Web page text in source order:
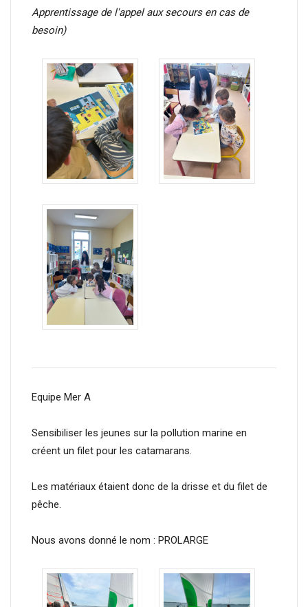
Apprentissage de l'appel aux secours en cas de
besoin)
Equipe Mer A
Sensibiliser les jeunes sur la pollution marine en
créent un filet pour les catamarans.
Les matériaux étaient donc de la drisse et du filet de
pêche.
Nous avons donné le nom : PROLARGE